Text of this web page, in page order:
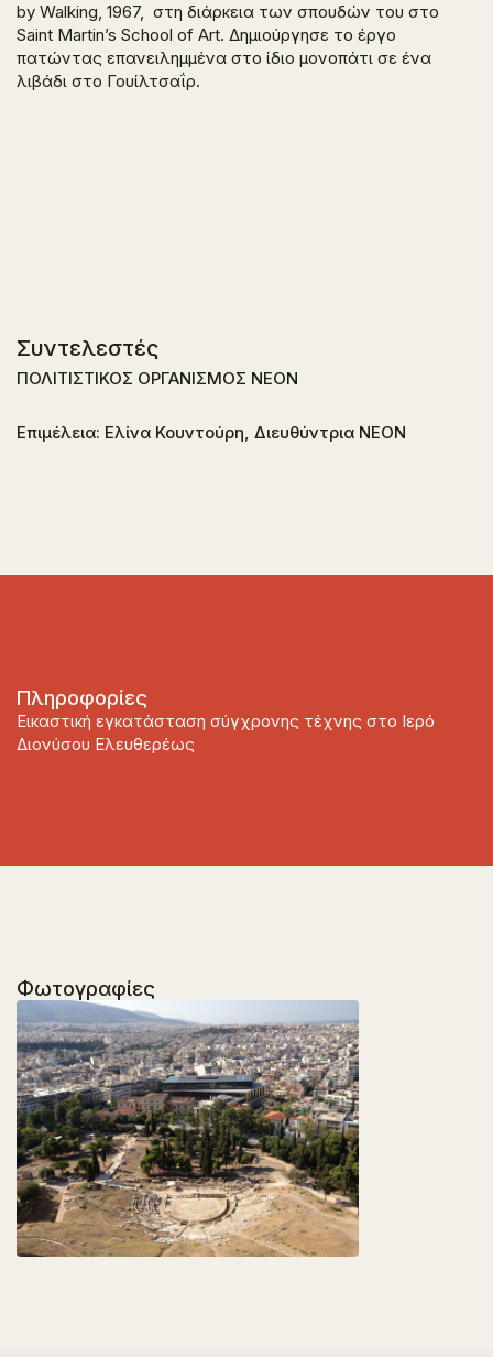
by Walking, 1967, στη διάρκεια των σπουδών του στο
Saint Martin’s School of Art. Δημιούργησε το έργο
πατώντας επανειλημμένα στο ίδιο μονοπάτι σε ένα
λιβάδι στο Γουίλτσαΐρ.
Συντελεστές
ΠΟΛΙΤΙΣΤΙΚΟΣ ΟΡΓΑΝΙΣΜΟΣ ΝΕΟΝ
Επιμέλεια: Ελίνα Κουντούρη, Διευθύντρια ΝΕΟΝ
Πληροφορίες
Εικαστική εγκατάσταση σύγχρονης τέχνης στο Ιερό
Διονύσου Ελευθερέως
Φωτογραφίες